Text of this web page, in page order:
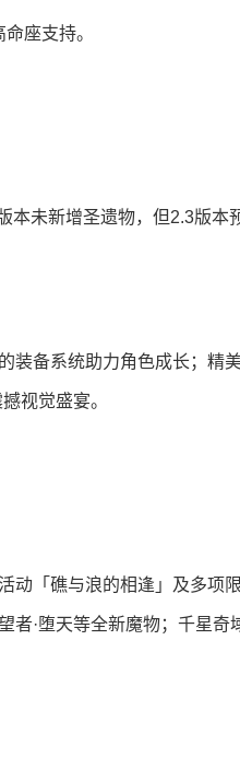
座支持。
本未新增圣遗物，但2.3版本
装备系统助力角色成长；精
视觉盛宴。
动「礁与浪的相逢」及多项
者·堕天等全新魔物；千星奇